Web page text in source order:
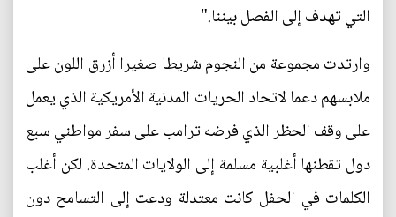
التي تهدف إلى الفصل بيننا."
وارتدت مجموعة من النجوم شريطا صغيرا أزرق اللون على
ملابسهم دعما لاتحاد الحريات المدنية الأمريكية الذي يعمل
على وقف الحظر الذي فرضه ترامب على سفر مواطني سبع
دول تقطنها أغلبية مسلمة إلى الولايات المتحدة. لكن أغلب
الكلمات في الحفل كانت معتدلة ودعت إلى التسامح دون